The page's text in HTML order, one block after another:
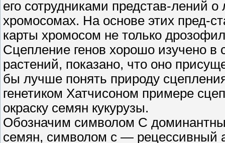
его сотрудниками представ-лений
хромосомах. На основе этих пред-
карты хромосом не только
Сцепление генов хорошо изучено в
растений, показано, что оно
бы лучше понять природу
генетиком Хатчисоном примере
окраску семян кукурузы.
Обозначим символом С
семян, символом с — рецессивный